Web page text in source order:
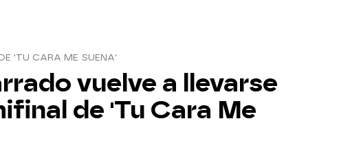
'TU CARA ME SUENA'
vuelve a llevarse
de 'Tu Cara Me